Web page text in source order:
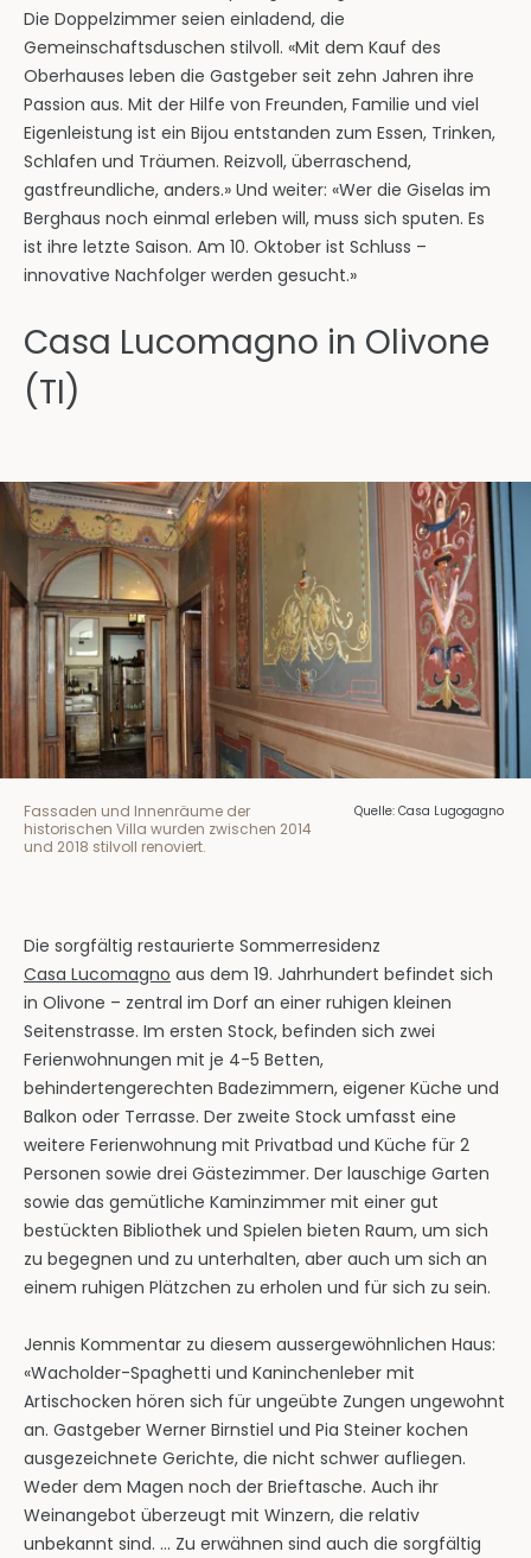
Die Doppelzimmer seien einladend, die
Gemeinschaftsduschen stilvoll. «Mit dem Kauf des
Oberhauses leben die Gastgeber seit zehn Jahren ihre
Passion aus. Mit der Hilfe von Freunden, Familie und viel
Eigenleistung ist ein Bijou entstanden zum Essen, Trinken,
Schlafen und Träumen. Reizvoll, überraschend,
gastfreundliche, anders.» Und weiter: «Wer die Giselas im
Berghaus noch einmal erleben will, muss sich sputen. Es
ist ihre letzte Saison. Am 10. Oktober ist Schluss –
innovative Nachfolger werden gesucht.»
Casa Lucomagno in Olivone
(TI)
Fassaden und Innenräume der
historischen Villa wurden zwischen 2014
und 2018 stilvoll renoviert.
Quelle: Casa Lugogagno
Die sorgfältig restaurierte Sommerresidenz
Casa Lucomagno aus dem 19. Jahrhundert befindet sich
in Olivone – zentral im Dorf an einer ruhigen kleinen
Seitenstrasse. Im ersten Stock, befinden sich zwei
Ferienwohnungen mit je 4-5 Betten,
behindertengerechten Badezimmern, eigener Küche und
Balkon oder Terrasse. Der zweite Stock umfasst eine
weitere Ferienwohnung mit Privatbad und Küche für 2
Personen sowie drei Gästezimmer. Der lauschige Garten
sowie das gemütliche Kaminzimmer mit einer gut
bestückten Bibliothek und Spielen bieten Raum, um sich
zu begegnen und zu unterhalten, aber auch um sich an
einem ruhigen Plätzchen zu erholen und für sich zu sein.
Jennis Kommentar zu diesem aussergewöhnlichen Haus:
«Wacholder-Spaghetti und Kaninchenleber mit
Artischocken hören sich für ungeübte Zungen ungewohnt
an. Gastgeber Werner Birnstiel und Pia Steiner kochen
ausgezeichnete Gerichte, die nicht schwer aufliegen.
Weder dem Magen noch der Brieftasche. Auch ihr
Weinangebot überzeugt mit Winzern, die relativ
unbekannt sind. … Zu erwähnen sind auch die sorgfältig